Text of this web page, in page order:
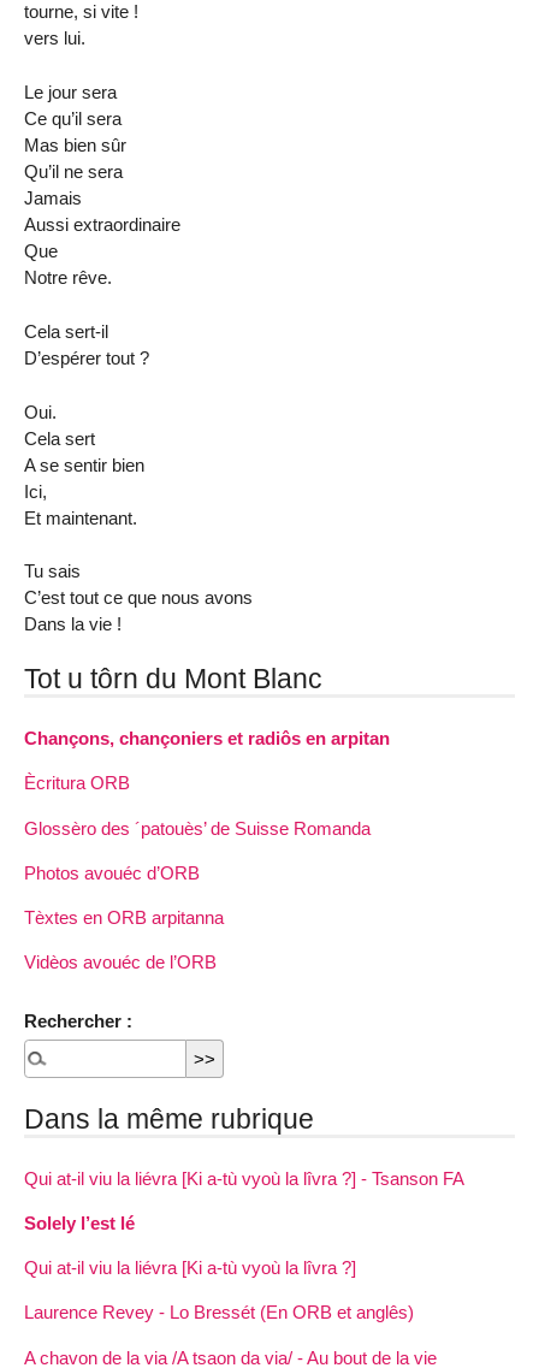
tourne, si vite !
vers lui.
Le jour sera
Ce qu’il sera
Mas bien sûr
Qu’il ne sera
Jamais
Aussi extraordinaire
Que
Notre rêve.
Cela sert-il
D’espérer tout ?
Oui.
Cela sert
A se sentir bien
Ici,
Et maintenant.
Tu sais
C’est tout ce que nous avons
Dans la vie !
Tot u tôrn du Mont Blanc
Chançons, chançoniers et radiôs en arpitan
Ècritura ORB
Glossèro des ´patouès’ de Suisse Romanda
Photos avouéc d’ORB
Tèxtes en ORB arpitanna
Vidèos avouéc de l’ORB
Rechercher :
Dans la même rubrique
Qui at-il viu la liévra [Ki a-tù vyoù la lîvra ?] - Tsanson FA
Solely l’est lé
Qui at-il viu la liévra [Ki a-tù vyoù la lîvra ?]
Laurence Revey - Lo Bressét (En ORB et anglês)
A chavon de la via /A tsaon da via/ - Au bout de la vie